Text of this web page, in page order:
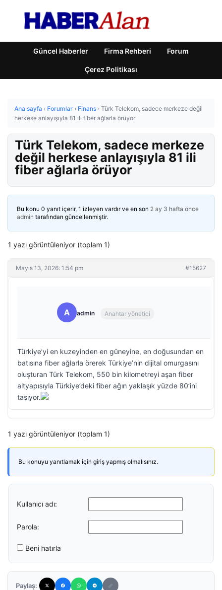
Güncel Haberler Firma Rehberi Forum
Çerez Politikası
Ana sayfa › Forumlar › Finans › Türk Telekom, sadece merkeze değil
herkese anlayışıyla 81 ili fiber ağlarla örüyor
Türk Telekom, sadece merkeze
değil herkese anlayışıyla 81 ili
fiber ağlarla örüyor
Bu konu 0 yanıt içerir, 1 izleyen vardır ve en son 2 ay 3 hafta önce
admin tarafından güncellenmiştir.
1 yazı görüntüleniyor (toplam 1)
Mayıs 13, 2026: 1:54 pm #15627
A admin Anahtar yönetici
Türkiye’yi en kuzeyinden en güneyine, en doğusundan en
batısına fiber ağlarla örerek Türkiye’nin dijital omurgasını
oluşturan Türk Telekom, 550 bin kilometreyi aşan fiber
altyapısıyla Türkiye’deki fiber ağın yaklaşık yüzde 80’ini
taşıyor.
1 yazı görüntüleniyor (toplam 1)
Bu konuyu yanıtlamak için giriş yapmış olmalısınız.
Kullanıcı adı:
Parola:
Beni hatırla
Paylaş: